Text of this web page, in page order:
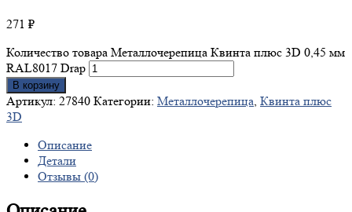
271 ₽
Количество товара Металлочерепица Квинта плюс 3D 0,45 мм
RAL8017 Drap
В корзину
Артикул: 27840 Категории: Металлочерепица, Квинта плюс
3D
Описание
Детали
Отзывы (0)